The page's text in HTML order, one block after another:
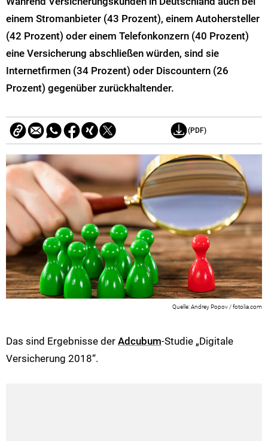
einem Stromanbieter (43 Prozent), einem Autohersteller
(42 Prozent) oder einem Telefonkonzern (40 Prozent)
eine Versicherung abschließen würden, sind sie
Internetfirmen (34 Prozent) oder Discountern (26
Prozent) gegenüber zurückhaltender.
(PDF)
Andrey Popov / fotolia.com
Das sind Ergebnisse der Adcubum-Studie „Digitale
Versicherung 2018“.